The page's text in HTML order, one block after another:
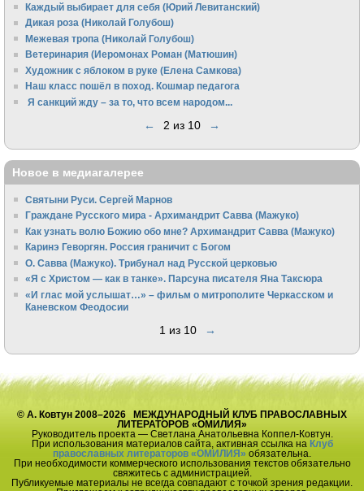
Каждый выбирает для себя (Юрий Левитанский)
Дикая роза (Николай Голубош)
Межевая тропа (Николай Голубош)
Ветеринария (Иеромонах Роман (Матюшин)
Художник с яблоком в руке (Елена Самкова)
Наш класс пошёл в поход. Кошмар педагога
Я санкций жду – за то, что всем народом...
← 2 из 10 →
Новое в медиагалерее
Святыни Руси. Сергей Марнов
Граждане Русского мира - Архимандрит Савва (Мажуко)
Как узнать волю Божию обо мне? Архимандрит Савва (Мажуко)
Каринэ Геворгян. Россия граничит с Богом
О. Савва (Мажуко). Трибунал над Русской церковью
«Я с Христом — как в танке». Парсуна писателя Яна Таксюра
«И глас мой услышат…» – фильм о митрополите Черкасском и
Каневском Феодосии
1 из 10 →
© А. Ковтун 2008–2026 МЕЖДУНАРОДНЫЙ КЛУБ ПРАВОСЛАВНЫХ
ЛИТЕРАТОРОВ «ОМИЛИЯ»
Руководитель проекта — Светлана Анатольевна Коппел-Ковтун.
При использования материалов сайта, активная ссылка на Клуб
православных литераторов «ОМИЛИЯ» обязательна.
При необходимости коммерческого использования текстов обязательно
свяжитесь с администрацией.
Публикуемые материалы не всегда совпадают с точкой зрения редакции.